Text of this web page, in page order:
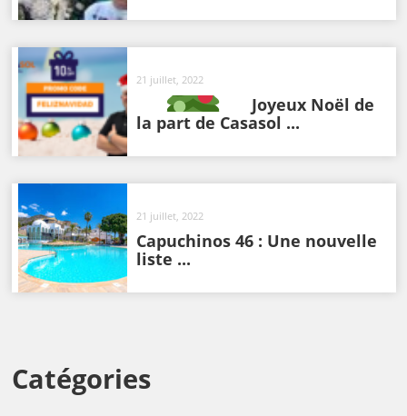
21 juillet, 2022
Joyeux Noël de
la part de Casasol ...
21 juillet, 2022
Capuchinos 46 : Une nouvelle
liste ...
Catégories